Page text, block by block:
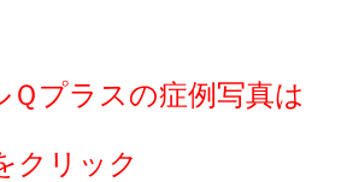
プラスの症例写真は
クリック